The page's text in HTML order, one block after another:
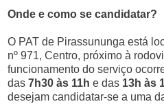
Onde e como se candidatar?
O PAT de Pirassununga está
nº 971, Centro, próximo à
funcionamento do serviço
das7h30 às 11h e das 13h às
desejam candidatar-se a uma